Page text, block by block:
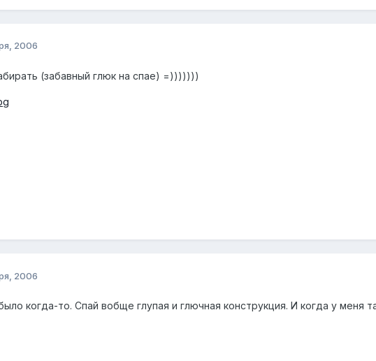
2006
(забавный глюк на спае) =)))))))
2006
когда-то. Спай вобще глупая и глючная конструкция. И когда у меня